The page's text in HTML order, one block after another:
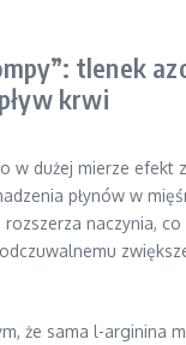
tlenek
krwi
w dużej mierze efekt
płynów w
naczynia, co
że sama l-arginina